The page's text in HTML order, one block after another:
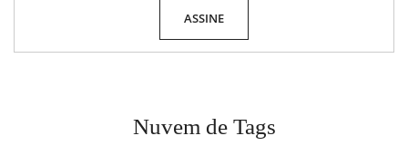
Nuvem de Tags